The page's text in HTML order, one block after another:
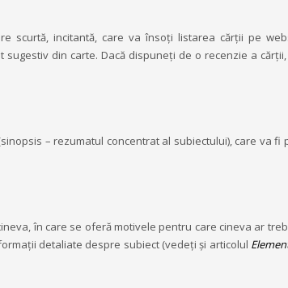
scurtă, incitantă, care va însoți listarea cărții pe
din carte. Dacă dispuneți de o recenzie a
– rezumatul concentrat al subiectului), care va fi
în care se oferă motivele pentru care cineva ar
detaliate despre subiect (vedeți și articolul